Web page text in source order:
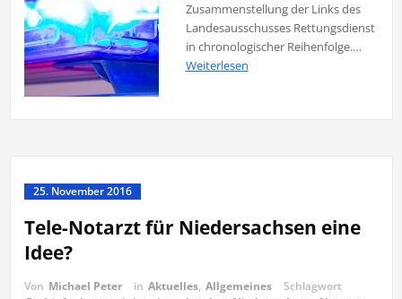
Zusammenstellung der Links des
Landesausschusses Rettungsdienst
in chronologischer Reihenfolge.…
Weiterlesen
25. November 2016
Tele-Notarzt für Niedersachsen eine
Idee?
Von Michael Peter in Aktuelles, Allgemeines
Schlagwort